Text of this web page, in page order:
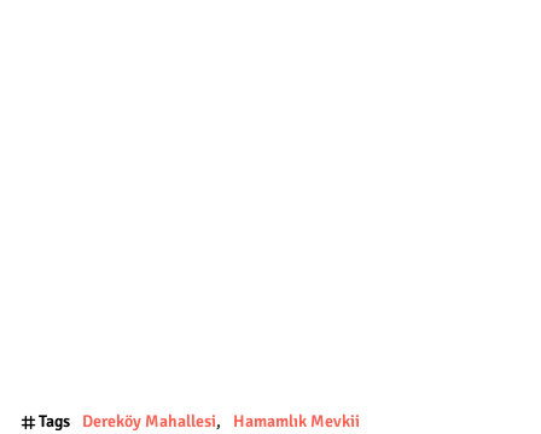
Tags Dereköy Mahallesi Hamamlık Mevkii